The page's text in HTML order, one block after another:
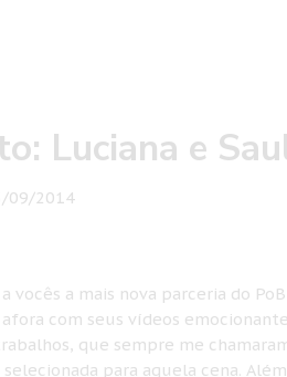
Luciana e
09/2014
a mais nova parceria do
com seus vídeos
que sempre me
para aquela cena.